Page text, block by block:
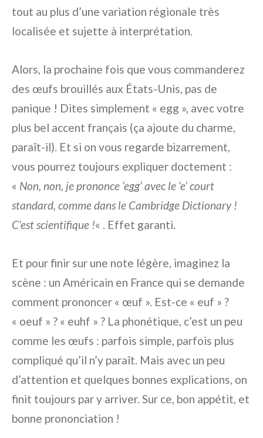
tout au plus d’une variation régionale très
localisée et sujette à interprétation.
Alors, la prochaine fois que vous commanderez
des œufs brouillés aux États-Unis, pas de
panique ! Dites simplement « egg », avec votre
plus bel accent français (ça ajoute du charme,
paraît-il). Et si on vous regarde bizarrement,
vous pourrez toujours expliquer doctement :
« Non, non, je prononce ‘egg’ avec le ‘e’ court
standard, comme dans le Cambridge Dictionary !
C’est scientifique !« . Effet garanti.
Et pour finir sur une note légère, imaginez la
scène : un Américain en France qui se demande
comment prononcer « œuf ». Est-ce « euf » ?
« oeuf » ? « euhf » ? La phonétique, c’est un peu
comme les œufs : parfois simple, parfois plus
compliqué qu’il n’y paraît. Mais avec un peu
d’attention et quelques bonnes explications, on
finit toujours par y arriver. Sur ce, bon appétit, et
bonne prononciation !